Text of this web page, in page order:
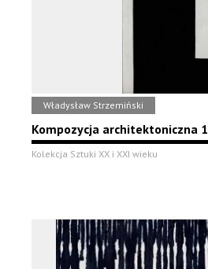
Władysław Strzemiński
Kompozycja architektoniczna 1
Kolekcja Sztuki XX i XXI wieku